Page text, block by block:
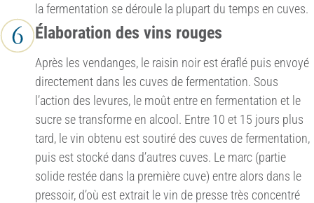
la fermentation se déroule la plupart du temps en cuves.
Élaboration des vins rouges
Après les vendanges, le raisin noir est éraflé puis envoyé
directement dans les cuves de fermentation. Sous
l’action des levures, le moût entre en fermentation et le
sucre se transforme en alcool. Entre 10 et 15 jours plus
tard, le vin obtenu est soutiré des cuves de fermentation,
puis est stocké dans d’autres cuves. Le marc (partie
solide restée dans la première cuve) entre alors dans le
pressoir, d’où est extrait le vin de presse très concentré